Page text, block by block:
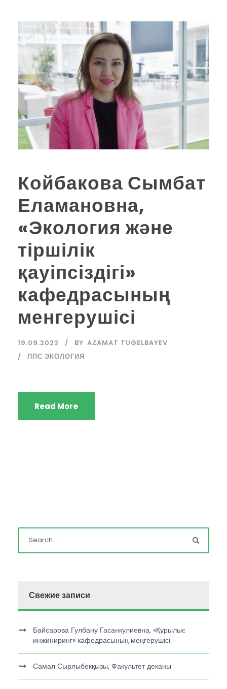
Койбакова Сымбат
Еламановна,
«Экология және
тіршілік
қауіпсіздігі»
кафедрасының
менгерушісі
19.09.2023 BY AZAMAT TUGELBAYEV
ППС ЭКОЛОГИЯ
Read More
Свежие записи
Байсарова Гулбану Гасанкулиевна, «Құрылыс
инжиниринг» кафедрасының меңгерушісі
Самал Сырлыбекқызы, Факультет деканы